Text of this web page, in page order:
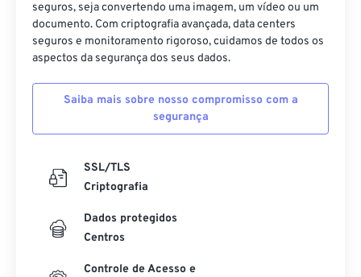
seguros, seja convertendo uma imagem, um vídeo ou um
documento. Com criptografia avançada, data centers
seguros e monitoramento rigoroso, cuidamos de todos os
aspectos da segurança dos seus dados.
Saiba mais sobre nosso compromisso com a
segurança
SSL/TLS
Criptografia
Dados protegidos
Centros
Controle de Acesso e